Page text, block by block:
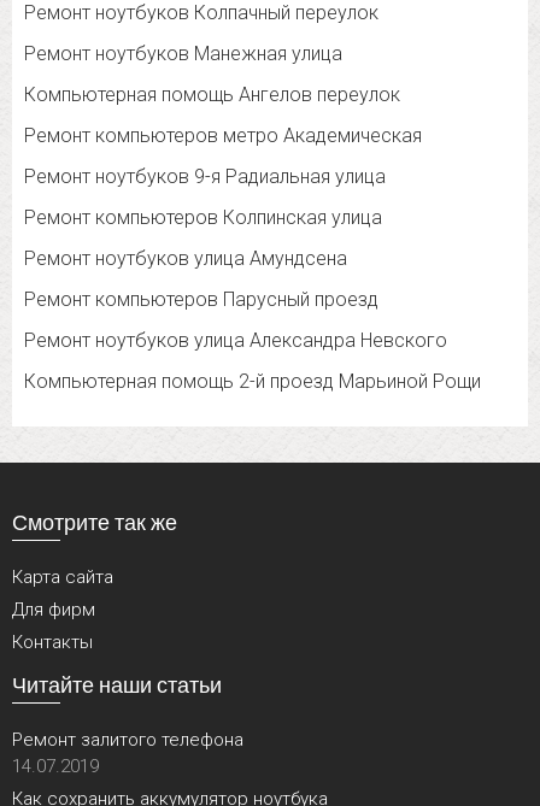
Ремонт ноутбуков Колпачный переулок
Ремонт ноутбуков Манежная улица
Компьютерная помощь Ангелов переулок
Ремонт компьютеров метро Академическая
Ремонт ноутбуков 9-я Радиальная улица
Ремонт компьютеров Колпинская улица
Ремонт ноутбуков улица Амундсена
Ремонт компьютеров Парусный проезд
Ремонт ноутбуков улица Александра Невского
Компьютерная помощь 2-й проезд Марьиной Рощи
Смотрите так же
Карта сайта
Для фирм
Контакты
Читайте наши статьи
Ремонт залитого телефона
14.07.2019
Как сохранить аккумулятор ноутбука